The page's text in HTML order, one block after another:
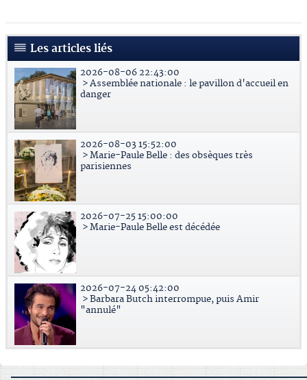
Les articles liés
2026-08-06 22:43:00
> Assemblée nationale : le pavillon d'accueil en
danger
2026-08-03 15:52:00
> Marie-Paule Belle : des obsèques très
parisiennes
2026-07-25 15:00:00
> Marie-Paule Belle est décédée
2026-07-24 05:42:00
> Barbara Butch interrompue, puis Amir
"annulé"